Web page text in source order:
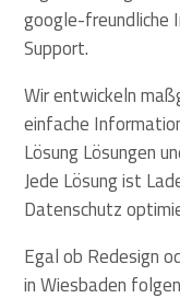
google-freundliche
Support.
Wir entwickeln
einfache
Lösung Lösungen
Jede Lösung ist
Datenschutz
Egal ob Redesign
in Wiesbaden